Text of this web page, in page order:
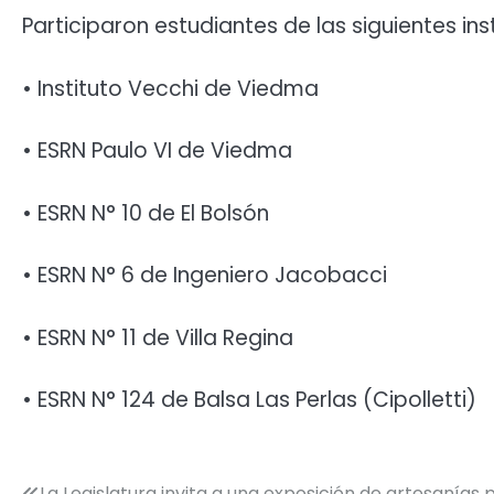
Participaron estudiantes de las siguientes
• Instituto Vecchi de Viedma
• ESRN Paulo VI de Viedma
• ESRN N° 10 de El Bolsón
• ESRN N° 6 de Ingeniero Jacobacci
• ESRN N° 11 de Villa Regina
• ESRN N° 124 de Balsa Las Perlas (Cipolletti)